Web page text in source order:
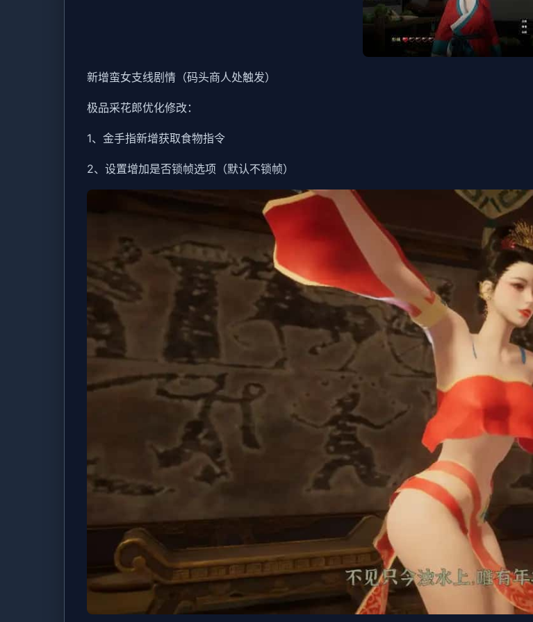
新增蛮女支线剧情（码头商人处触发）
极品采花郎优化修改：
1、金手指新增获取食物指令
2、设置增加是否锁帧选项（默认不锁帧）